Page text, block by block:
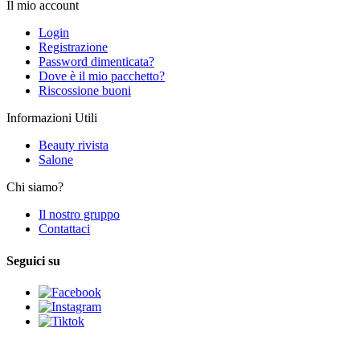
Il mio account
Login
Registrazione
Password dimenticata?
Dove è il mio pacchetto?
Riscossione buoni
Informazioni Utili
Beauty rivista
Salone
Chi siamo?
Il nostro gruppo
Contattaci
Seguici su